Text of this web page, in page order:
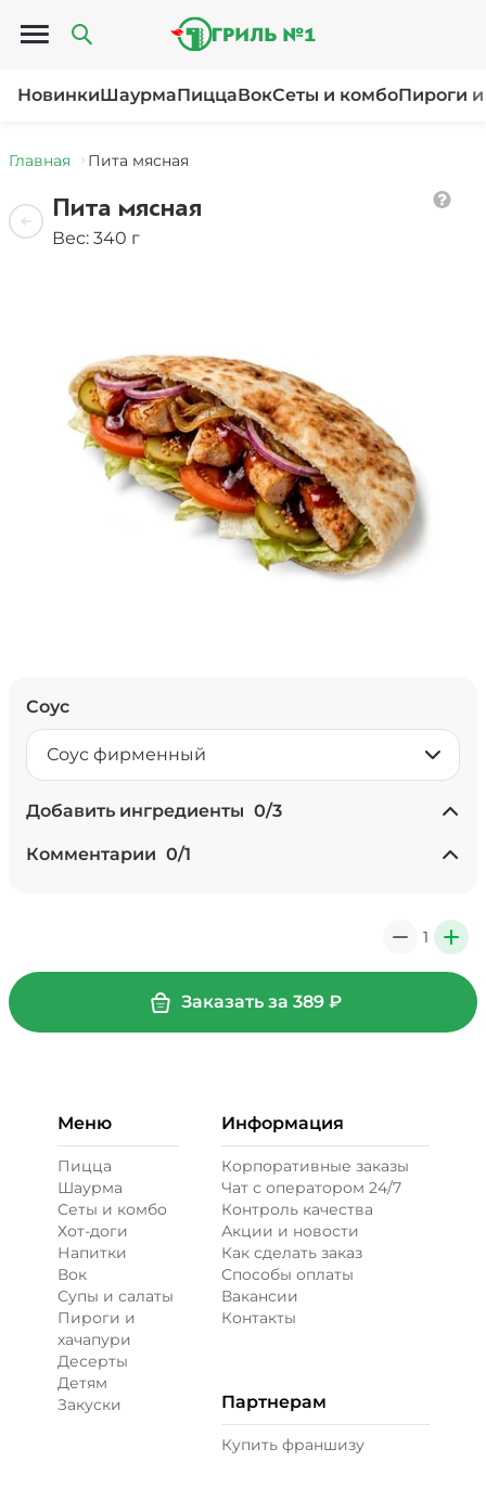
Открыть меню
НовинкиШаурмаПиццаВокСеты и комбоПироги
Главная Пита мясная
Пита мясная
Вес: 340 г
Соус
Соус фирменный
Добавить ингредиенты 0/3
Лук карамелизированный (10 г)
Огурцы маринованные (10 г)
Перец болгарский запеченный
(20 г)
/20
39 ₽
Перец халапеньо (15 г)/15 г
29 ₽
Соус барбекю (20 г)/20 г
Комментарии 0/1
1 +
Заказать за 389₽
Меню
Пицца
Шаурма
Сеты и комбо
Хот-доги
Напитки
Вок
Супы и салаты
Пироги и
хачапури
Десерты
Детям
Закуски
Информация
Корпоративные заказы
Чат с оператором 24/7
Контроль качества
Акции и новости
Как сделать заказ
Способы оплаты
Вакансии
Контакты
Партнерам
Купить франшизу